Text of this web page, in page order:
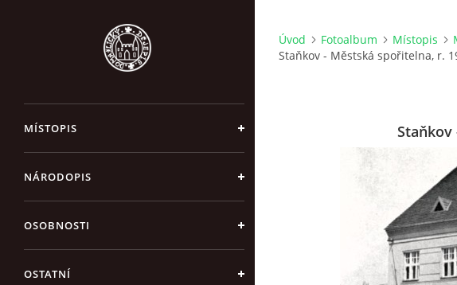
MÍSTOPIS
NÁRODOPIS
OSOBNOSTI
OSTATNÍ
Úvod Fotoalbum Místopis
Staňkov - Městská spořitelna, r.
Staňkov